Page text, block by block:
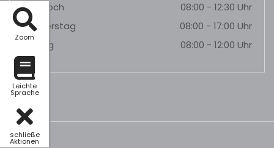
Zoom
Leichte
Sprache
schließe
Aktionen
Mittwoch
08:00 - 12:30 Uhr
Donnerstag
08:00 - 17:00 Uhr
Freitag
08:00 - 12:00 Uhr